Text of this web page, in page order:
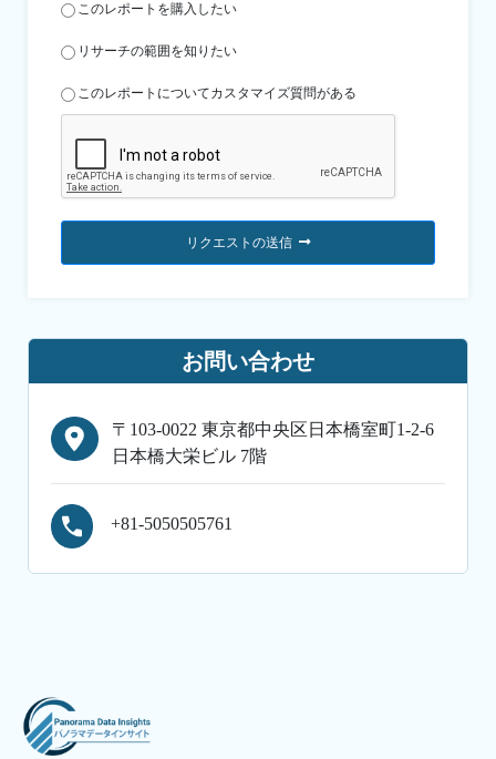
このレポートを購入したい
リサーチの範囲を知りたい
このレポートについてカスタマイズ質問がある
リクエストの送信
お問い合わせ
〒103-0022 東京都中央区日本橋室町1-2-6
日本橋大栄ビル 7階
+81-5050505761